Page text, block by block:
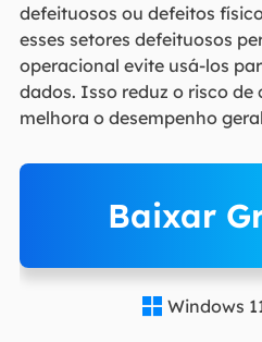
defeituosos ou defeitos
esses setores defeituosos
operacional evite usá-los
dados. Isso reduz o risco de
melhora o desempenho
Baixar
 Windows